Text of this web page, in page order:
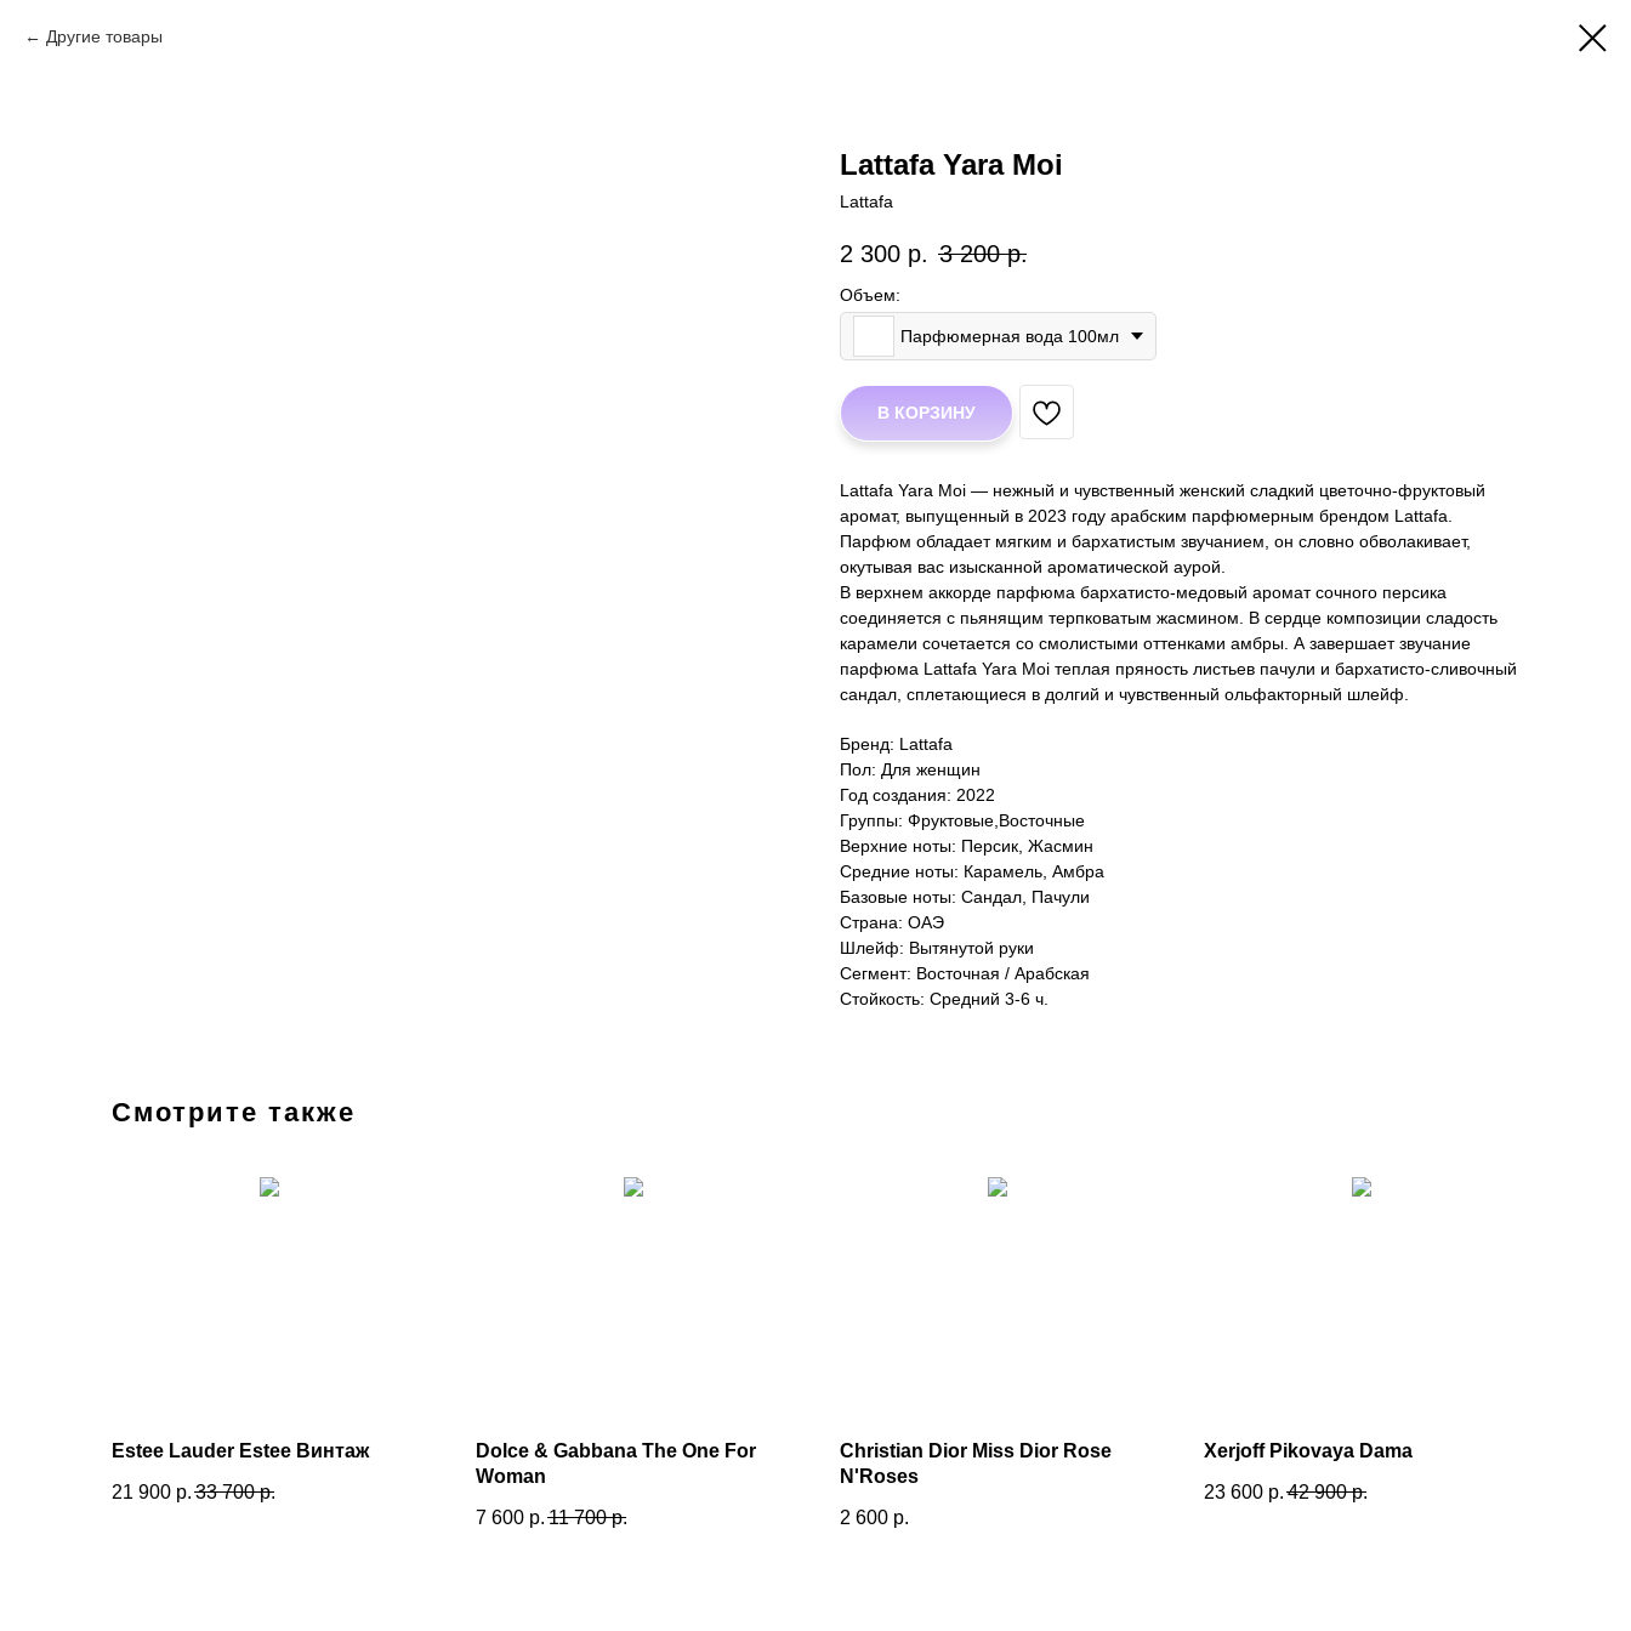
Другие товары
Lattafa Yara Moi
Lattafa
2 300 р. 3 200 р.
Объем:
Парфюмерная вода 100мл
В КОРЗИНУ
Lattafa Yara Moi — нежный и чувственный женский сладкий цветочно-фруктовый
аромат, выпущенный в 2023 году арабским парфюмерным брендом Lattafa.
Парфюм обладает мягким и бархатистым звучанием, он словно обволакивает,
окутывая вас изысканной ароматической аурой.
В верхнем аккорде парфюма бархатисто-медовый аромат сочного персика
соединяется с пьянящим терпковатым жасмином. В сердце композиции сладость
карамели сочетается со смолистыми оттенками амбры. А завершает звучание
парфюма Lattafa Yara Moi теплая пряность листьев пачули и бархатисто-сливочный
сандал, сплетающиеся в долгий и чувственный ольфакторный шлейф.
Бренд: Lattafa
Пол: Для женщин
Год создания: 2022
Группы: Фруктовые,Восточные
Верхние ноты: Персик, Жасмин
Средние ноты: Карамель, Амбра
Базовые ноты: Сандал, Пачули
Страна: ОАЭ
Шлейф: Вытянутой руки
Сегмент: Восточная / Арабская
Стойкость: Средний 3-6 ч.
Смотрите также
Estee Lauder Estee Винтаж
21 900 р. 33 700 р.
Dolce & Gabbana The One For
Woman
7 600 р. 11 700 р.
Christian Dior Miss Dior Rose
N'Roses
2 600 р.
Xerjoff Pikovaya Dama
23 600 р. 42 900 р.